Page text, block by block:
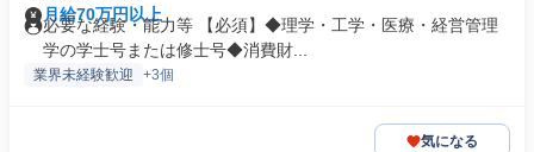
月給70万円以上
必要な経験・能力等 【必須】◆理学・工学・医療・経営管理
学の学士号または修士号◆消費財...
業界未経験歓迎 +3個
気になる